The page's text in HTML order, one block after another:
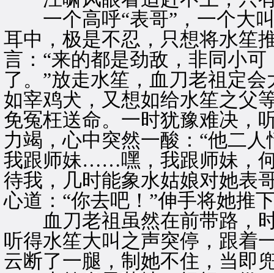
一个高呼“表哥”，一个大叫
耳中，极是不忍，只想将水笙
言：“来的都是劲敌，非同小
了。”放走水笙，血刀老祖定
如宰鸡犬，又想如给水笙之父
免冤枉送命。一时犹豫难决，
力竭，心中突然一酸：“他二
我跟师妹……嘿，我跟师妹，
待我，几时能象水姑娘对她表
心道：“你去吧！”伸手将她推
血刀老祖虽然在前带路，时
听得水笙大叫之声突停，跟着
云断了一腿，制她不住，当即